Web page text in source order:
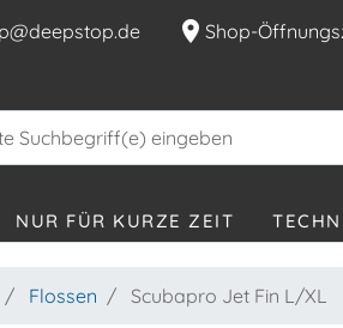
location_on Shop-
NUR FÜR KURZE ZEIT
Flossen Scubapro Jet Fin L/XL